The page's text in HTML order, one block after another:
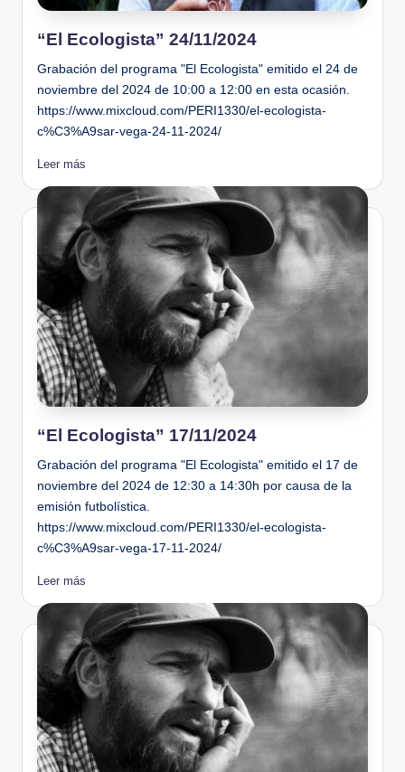
“El Ecologista” 24/11/2024
Grabación del programa "El Ecologista" emitido el 24 de
noviembre del 2024 de 10:00 a 12:00 en esta ocasión.
https://www.mixcloud.com/PERI1330/el-ecologista-
c%C3%A9sar-vega-24-11-2024/
Leer más
“El Ecologista” 17/11/2024
Grabación del programa "El Ecologista" emitido el 17 de
noviembre del 2024 de 12:30 a 14:30h por causa de la
emisión futbolística.
https://www.mixcloud.com/PERI1330/el-ecologista-
c%C3%A9sar-vega-17-11-2024/
Leer más